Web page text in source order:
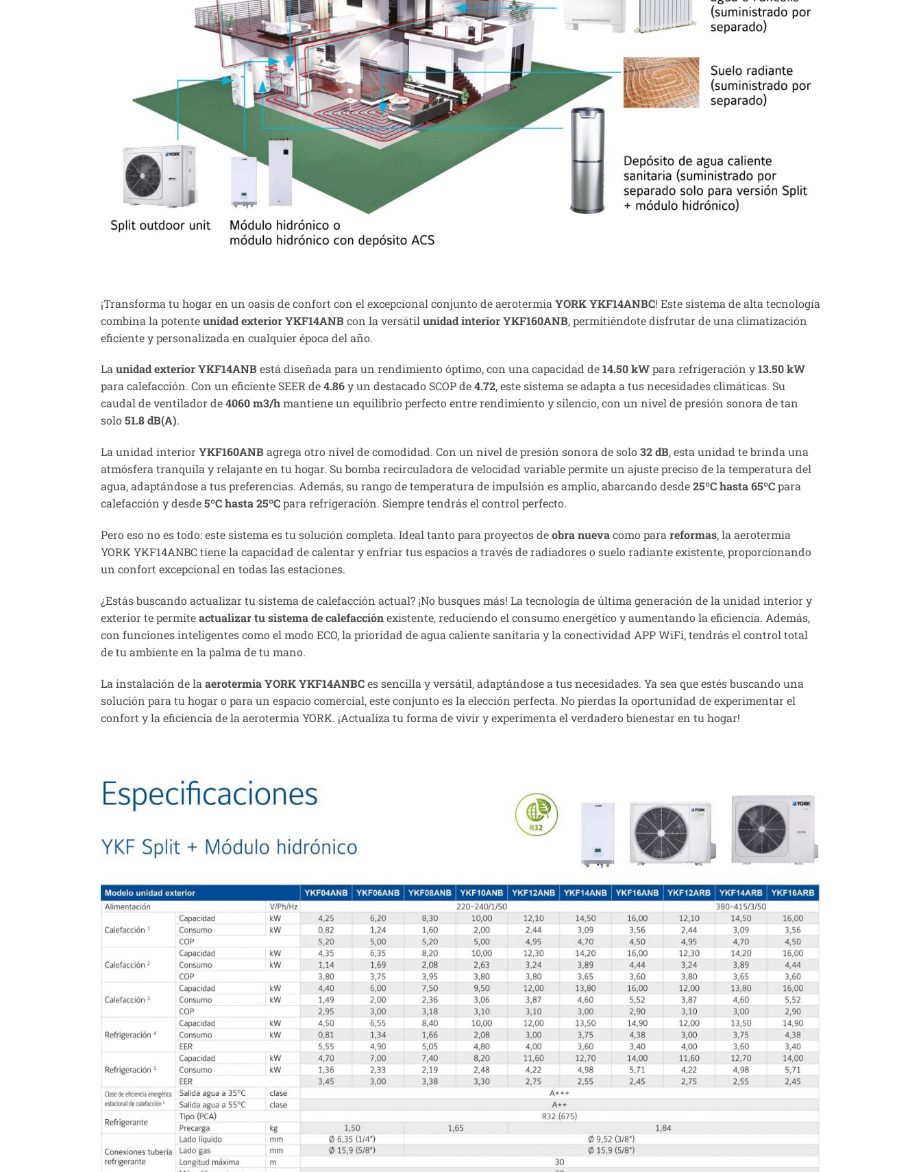
¡Transforma tu hogar en un oasis de confort con el excepcional conjunto de aerotermia YORK YKF14ANBC! Este sistema de alta tecnología
combina la potenteunidad exterior YKF14ANB con la versátil unidad interior YKF160ANB, permitiéndote disfrutar de una climatización
eficiente y personalizada en cualquier época del año.
Launidad exterior YKF14ANB está diseñada para un rendimiento óptimo, con una capacidad de14.50 kWpara refrigeración y13.50 kW
para calefacción. Con un eficiente SEER de4.86y un destacado SCOP de4.72, este sistema se adapta a tus necesidades climáticas. Su
caudal de ventilador de4060 m3/hmantiene un equilibrio perfecto entre rendimiento y silencio, con un nivel de presión sonora de tan
solo51.8 dB(A).
La unidad interiorYKF160ANB agrega otro nivel de comodidad. Con un nivel de presión sonora de solo32 dB, esta unidad te brinda una
atmósfera tranquila y relajante en tu hogar. Su bomba recirculadora de velocidad variable permite un ajuste preciso de la temperatura del
agua, adaptándose a tus preferencias. Además, su rango de temperatura de impulsión es amplio, abarcando desde25ºC hasta 65ºCpara
calefacción y desde5ºC hasta 25ºCpara refrigeración. Siempre tendrás el control perfecto.
Pero eso no es todo: este sistema es tu solución completa. Ideal tanto para proyectos deobra nuevacomo para reformas, la aerotermia
YORK YKF14ANBC tiene la capacidad de calentar y enfriar tus espacios a través de radiadores o suelo radiante existente, proporcionando
un confort excepcional en todas las estaciones.
¿Estás buscando actualizar tu sistema de calefacción actual? ¡No busques más! La tecnología de última generación de la unidad interior y
exterior te permiteactualizar tu sistema de calefacciónexistente, reduciendo el consumo energético y aumentando la eficiencia. Además,
con funciones inteligentes como el modo ECO, la prioridad de agua caliente sanitaria y la conectividad APP WiFi, tendrás el control total
de tu ambiente en la palma de tu mano.
La instalación de la aerotermia YORK YKF14ANBCes sencilla y versátil, adaptándose a tus necesidades. Ya sea que estés buscando una
solución para tu hogar o para un espacio comercial, este conjunto es la elección perfecta. No pierdas la oportunidad de experimentar el
confort y la eficiencia de la aerotermia YORK. ¡Actualiza tu forma de vivir y experimenta el verdadero bienestar en tu hogar!